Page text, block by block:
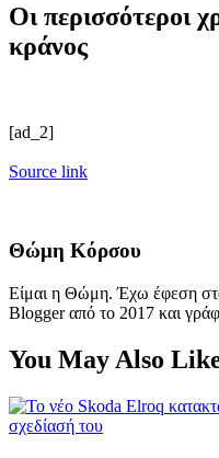
Οι περισσότεροι
κράνος
[ad_2]
Source link
Θώμη Κόρσου
Είμαι η Θώμη. Έχω έφεση
Blogger από το 2017 και
You May Also